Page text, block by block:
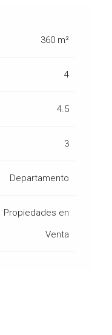
360 m²
4
4.5
3
Departamento
Propiedades en
Venta